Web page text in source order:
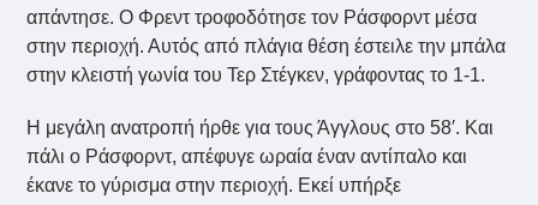
απάντησε. Ο Φρεντ τροφοδότησε τον Ράσφορντ μέσα
στην περιοχή. Αυτός από πλάγια θέση έστειλε την μπάλα
στην κλειστή γωνία του Τερ Στέγκεν, γράφοντας το 1-1.
Η μεγάλη ανατροπή ήρθε για τους Άγγλους στο 58′. Και
πάλι ο Ράσφορντ, απέφυγε ωραία έναν αντίπαλο και
έκανε το γύρισμα στην περιοχή. Εκεί υπήρξε